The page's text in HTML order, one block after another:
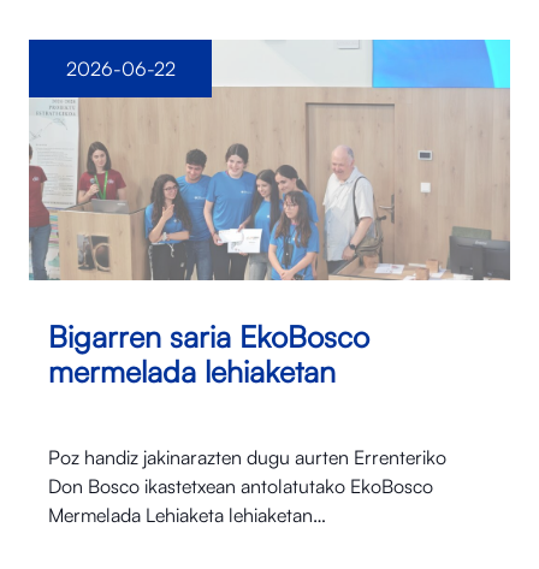
Bigarren saria EkoBosco
mermelada lehiaketan
Poz handiz jakinarazten dugu aurten Errenteriko
Don Bosco ikastetxean antolatutako EkoBosco
Mermelada Lehiaketa lehiaketan…
2026-06-22